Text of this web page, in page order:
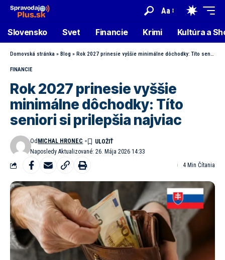
Aa
Slovensko Svet Financie Krimi Kultúra a
Domovská stránka » Blog » Rok 2027 prinesie vyššie minimálne dôchodky: Títo seniori si prilepšia najviac
FINANCIE
Rok 2027 prinesie vyššie
minimálne dôchodky: Títo
seniori si prilepšia najviac
Naposledy Aktualizované: 26. Mája 2026 14:33
Od MICHAL HRONEC
4 Min Čítania